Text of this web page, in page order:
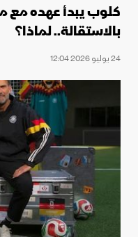
كلوب يبدأ عهده مع
بالاستقالة.. لماذا؟
24 يوليو 2026 12:04